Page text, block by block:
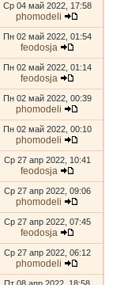
Ср 04 май 2022, 17:58
phomodeli
Пн 02 май 2022, 01:54
feodosja
Пн 02 май 2022, 01:14
feodosja
Пн 02 май 2022, 00:39
phomodeli
Пн 02 май 2022, 00:10
phomodeli
Ср 27 апр 2022, 10:41
feodosja
Ср 27 апр 2022, 09:06
phomodeli
Ср 27 апр 2022, 07:45
feodosja
Ср 27 апр 2022, 06:12
phomodeli